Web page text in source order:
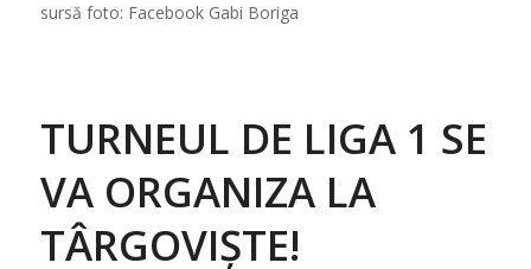
sursă foto: Facebook Gabi Boriga
TURNEUL DE LIGA 1 SE
VA ORGANIZA LA
TÂRGOVIȘTE!